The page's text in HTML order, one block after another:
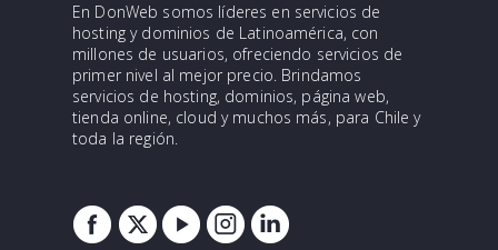
En DonWeb somos líderes en servicios de
hosting y dominios de Latinoamérica, con
millones de usuarios, ofreciendo servicios de
primer nivel al mejor precio. Brindamos
servicios de hosting, dominios, página web,
tienda online, cloud y muchos más, para Chile y
toda la región.